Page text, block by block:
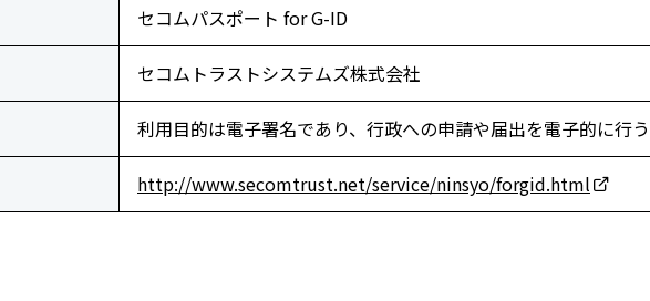
セコムパスポート for G-ID
セコムトラストシステムズ株式会社
利用目的は電子署名であり、行政への申請や届出を電子的に行う
http://www.secomtrust.net/service/ninsyo/forgid.html